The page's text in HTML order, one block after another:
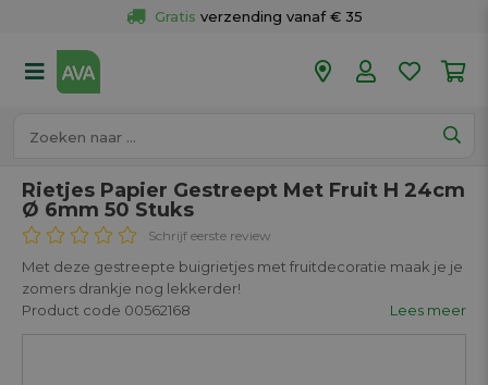
Gratis verzending vanaf € 35
50 winkels
Rietjes Papier Gestreept Met Fruit H 24cm
Ø 6mm 50 Stuks
Schrijf eerste review
Met deze gestreepte buigrietjes met fruitdecoratie maak je je
zomers drankje nog lekkerder!
Product code 00562168
Lees meer